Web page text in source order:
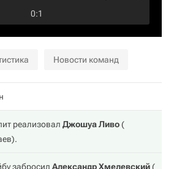
0:1
Новости команд
реализовал Джошуа Ливо(
).
забросил Александр Хмелевский(